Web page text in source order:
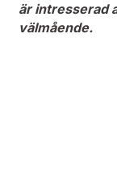
är intresserad
välmående.